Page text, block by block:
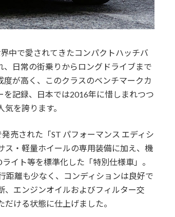
中で愛されてきたコンパクトハッチバ
日常の街乗りからロングドライブまで
が高く、このクラスのベンチマークカ
記録、日本では2016年に惜しまれつつ
を誇ります。
売された「ST パフォーマンス エディシ
ス・軽量ホイールの専用装備に加え、機
イト等を標準化した「特別仕様車」。
距離も少なく、コンディションは良好で
、エンジンオイルおよびフィルター交
ける状態に仕上げました。